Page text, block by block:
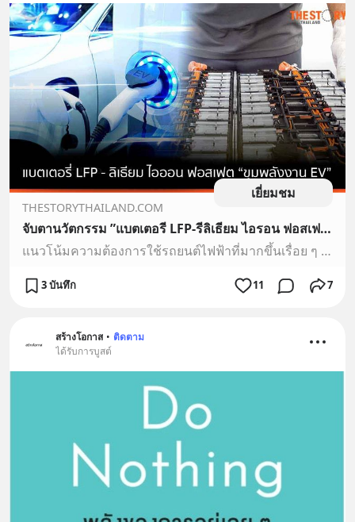
เยี่ยมชม
THESTORYTHAILAND.COM
จับตานวัตกรรม ”แบตเตอรี LFP-รีลิเธียม ไอรอน ฟอสเฟต”
แนวโน้มความต้องการใช้รถยนต์ไฟฟ้าที่มากขึ้นเรื่อย ๆ เพราะตอบโจทย์ทั้งในเรื่องของการประหยัดค่าใช้จ่ายด้านพลังงาน และการเป็นมิตรต่อสิ่งแวดล้อม ส่งผลให้อุตสาหกรรมยานยนต์ไฟฟ้ากลายเป็นดาวรุ่งดวงใหม่
3 บันทึก 11 7
สร้างโอกาส • ติดตาม
ได้รับการบูสต์